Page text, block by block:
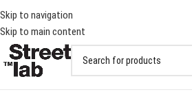
Skip to navigation
Skip to main content
PÅ BESTÄLLNINGAR ÖVER 1000KR